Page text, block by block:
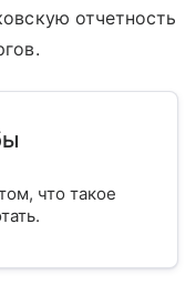
отчетность
что такое